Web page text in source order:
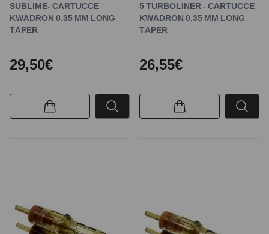
SUBLIME- CARTUCCE
KWADRON 0,35 MM LONG
TAPER
29,50€
5 TURBOLINER - CARTUCCE
KWADRON 0,35 MM LONG
TAPER
26,55€